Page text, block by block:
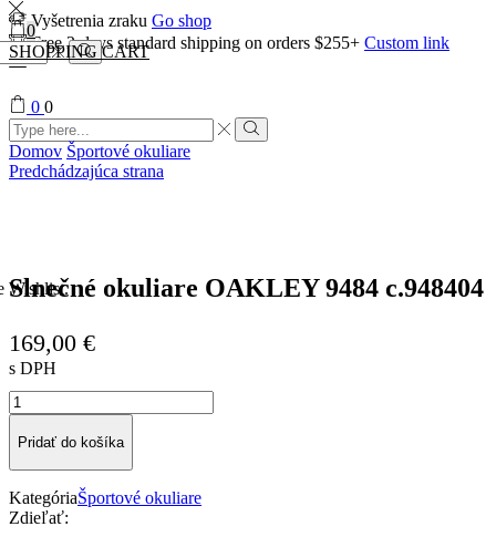
Vyšetrenia zraku Go shop
Free 2-days standard shipping on orders $255+ Custom link
Search
Wishlist.
0 0
0
SHOPPING CART
Search
input
Search
Domov Športové okuliare
Predchádzajúca strana
Slnečné okuliare OAKLEY 9484 c.948404
169,00 €
s DPH
množstvo
Slnečné
okuliare
c.948404
Pridať do košíka
KategóriaŠportové okuliare
Zdieľať: